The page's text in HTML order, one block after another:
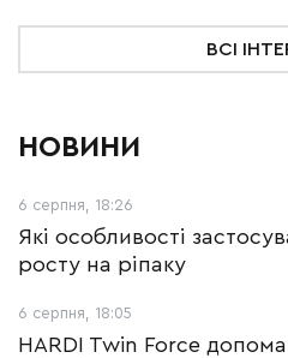
ВСІ
НОВИНИ
6 серпня, 18:26
Які особливості
росту на ріпаку
6 серпня, 18:05
HARDI Twin Force